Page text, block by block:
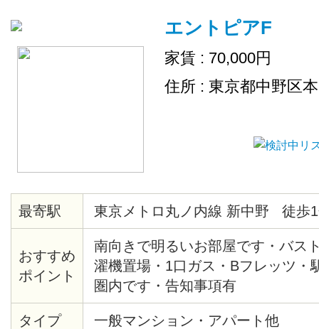
エントピアF
家賃 : 70,000円
住所 : 東京都中野区
最寄駅 東京メトロ丸ノ内線 新中野 徒歩
おすすめ
ポイント
南向きで明るいお部屋です・バス
濯機置場・1口ガス・Bフレッツ・
圏内です・告知事項有
タイプ 一般マンション・アパート他